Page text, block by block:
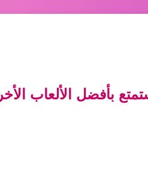
بأفضل الألعاب